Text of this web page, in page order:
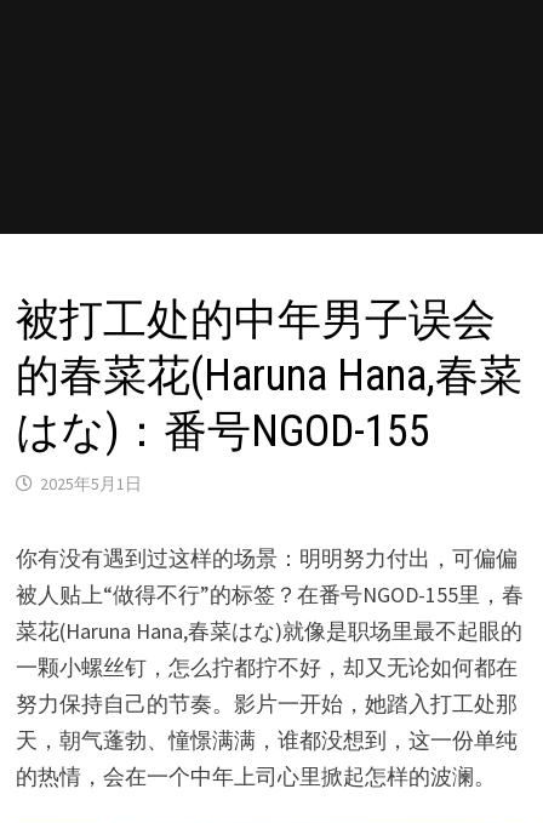
被打工处的中年男子误会
的春菜花(Haruna Hana,春菜
はな)：番号NGOD-155
2025年5月1日
你有没有遇到过这样的场景：明明努力付出，可偏偏
被人贴上“做得不行”的标签？在番号NGOD-155里，春
菜花(Haruna Hana,春菜はな)就像是职场里最不起眼的
一颗小螺丝钉，怎么拧都拧不好，却又无论如何都在
努力保持自己的节奏。影片一开始，她踏入打工处那
天，朝气蓬勃、憧憬满满，谁都没想到，这一份单纯
的热情，会在一个中年上司心里掀起怎样的波澜。